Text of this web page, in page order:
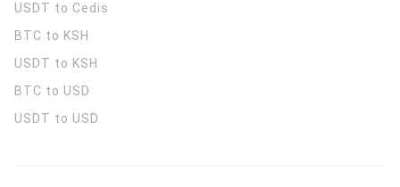
USDT to Cedis
BTC to KSH
USDT to KSH
BTC to USD
USDT to USD